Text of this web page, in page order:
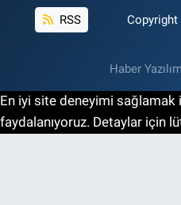
RSS Copyright
Haber
En iyi site deneyimi sağlamak
faydalanıyoruz. Detaylar için